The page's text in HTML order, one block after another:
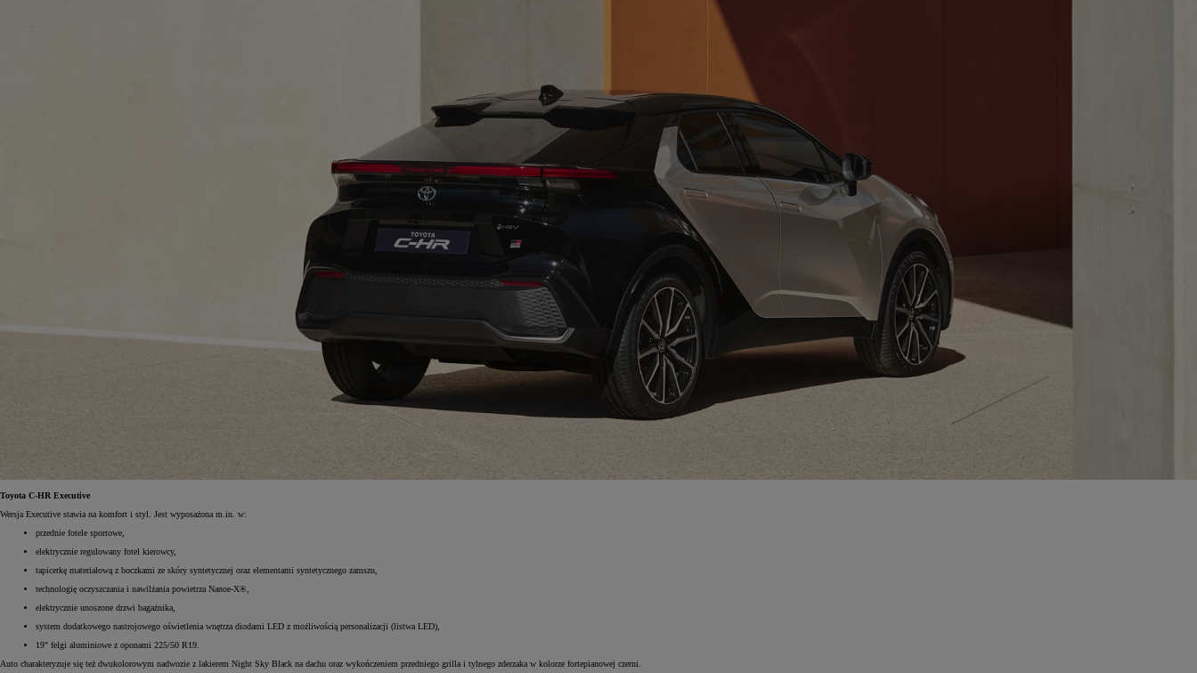
RÓWNIEŻ ELECTRIC
Toyota C-HR Executive
Wersja Executive stawia na komfort i styl. Jest wyposażona m.in. w:
przednie fotele sportowe,
elektrycznie regulowany fotel kierowcy,
tapicerkę materiałową z boczkami ze skóry syntetycznej oraz elementami syntetycznego zamszu,
technologię oczyszczania i nawilżania powietrza Nanoe-X®,
elektrycznie unoszone drzwi bagażnika,
system dodatkowego nastrojowego oświetlenia wnętrza diodami LED z możliwością personalizacji (listwa LED),
19" felgi aluminiowe z oponami 225/50 R19.
Auto charakteryzuje się też dwukolorowym nadwozie z lakierem Night Sky Black na dachu oraz wykończeniem przedniego grilla i tylnego zderzaka w kolorze fortepianowej czerni.